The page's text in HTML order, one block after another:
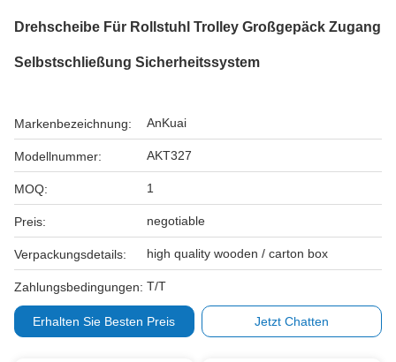
Drehscheibe Für Rollstuhl Trolley Großgepäck Zugang
Selbstschließung Sicherheitssystem
Markenbezeichnung: AnKuai
Modellnummer: AKT327
MOQ: 1
Preis: negotiable
Verpackungsdetails: high quality wooden / carton box
Zahlungsbedingungen: T/T
Erhalten Sie Besten Preis Jetzt Chatten